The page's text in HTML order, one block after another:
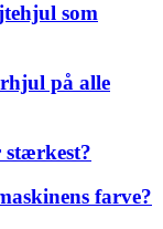
som
på alle
farve?